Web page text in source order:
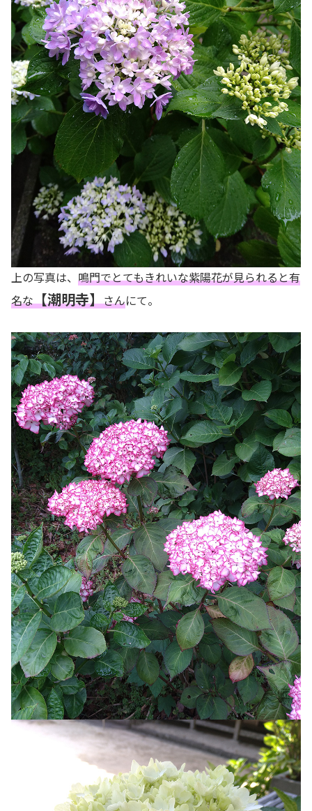
上の写真は、 鳴門でとてもきれいな紫陽花が見られると有
名な【潮明寺】さんにて。